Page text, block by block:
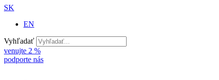
SK
EN
Vyhľadať
venujte 2 %
podporte nás